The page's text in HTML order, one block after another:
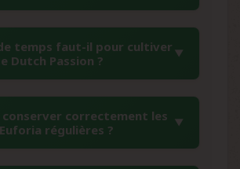
régulières d'Euforia produisent
des plants mâles et femelles
les rend
précieuses pour la
génétique et la création de
temps faut-il pour cultiver
Dutch Passion ?
un cycle de floraison
court de 8 à 9 semaines, ce qui
appréciée pour sa rapidité.
conserver correctement les
régulières ?